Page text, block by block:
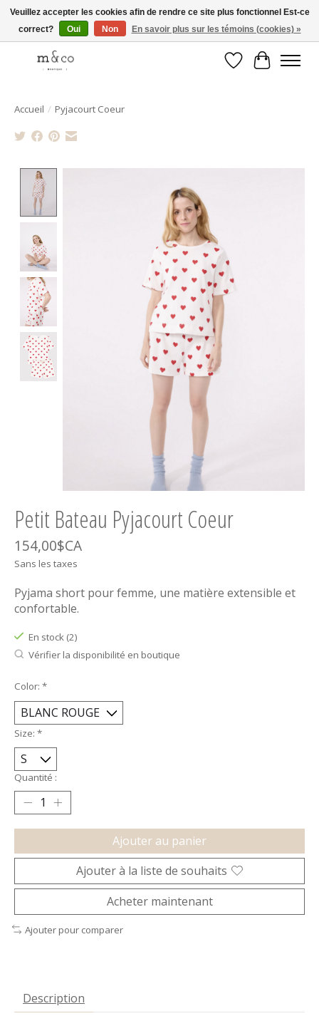
Livraison gratuite avec tout achat de 250$ et plus
Liste dePanier
Accueil / Pyjacourt Coeur
Petit Bateau Pyjacourt Coeur
154,00$CA
Sans les taxes
Pyjama short pour femme, une matière extensible et
confortable.
En stock (2)
Vérifier la disponibilité en boutique
Color: *
Size: *
Quantité :
Ajouter au panier
Ajouter à la liste de souhaits
Acheter maintenant
Ajouter pour comparer
Description
Veuillez accepter les cookies afin de rendre ce site plus fonctionnel Est-ce
correct?
Oui Non En savoir plus sur les témoins (cookies) »